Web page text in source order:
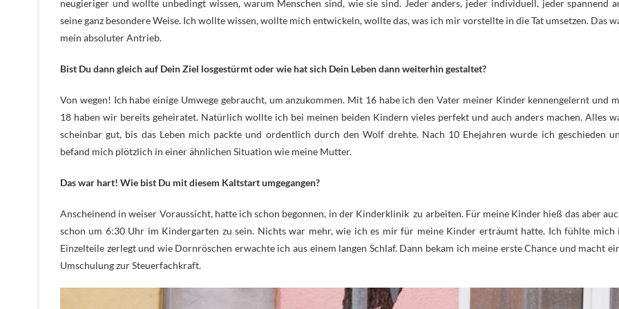
neugieriger und wollte unbedingt wissen, warum Menschen sind, wie sie sind. Jeder anders, jeder individuell, jeder spannend
seine ganz besondere Weise. Ich wollte wissen, wollte mich entwickeln, wollte das, was ich mir vorstellte in die Tat umsetzen. Das
mein absoluter Antrieb.
Bist Du dann gleich auf Dein Ziel losgestürmt oder wie hat sich Dein Leben dann weiterhin gestaltet?
Von wegen! Ich habe einige Umwege gebraucht, um anzukommen. Mit 16 habe ich den Vater meiner Kinder kennengelernt und
18 haben wir bereits geheiratet. Natürlich wollte ich bei meinen beiden Kindern vieles perfekt und auch anders machen. Alles
scheinbar gut, bis das Leben mich packte und ordentlich durch den Wolf drehte. Nach 10 Ehejahren wurde ich geschieden
befand mich plötzlich in einer ähnlichen Situation wie meine Mutter.
Das war hart! Wie bist Du mit diesem Kaltstart umgegangen?
Anscheinend in weiser Voraussicht, hatte ich schon begonnen, in der Kinderklinik zu arbeiten. Für meine Kinder hieß das aber
schon um 6:30 Uhr im Kindergarten zu sein. Nichts war mehr, wie ich es mir für meine Kinder erträumt hatte. Ich fühlte mich
Einzelteile zerlegt und wie Dornröschen erwachte ich aus einem langen Schlaf. Dann bekam ich meine erste Chance und macht
Umschulung zur Steuerfachkraft.